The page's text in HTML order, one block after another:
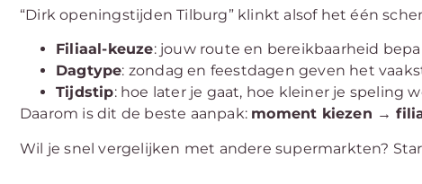
“Dirk openingstijden Tilburg” klinkt alsof het één
Filiaal-keuze: jouw route en bereikbaarheid
Dagtype: zondag en feestdagen geven het
Tijdstip: hoe later je gaat, hoe kleiner je speling
Daarom is dit de beste aanpak: moment kiezen →
Wil je snel vergelijken met andere supermarkten?